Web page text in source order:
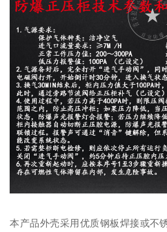
本产品外壳采用优质钢板焊接或不